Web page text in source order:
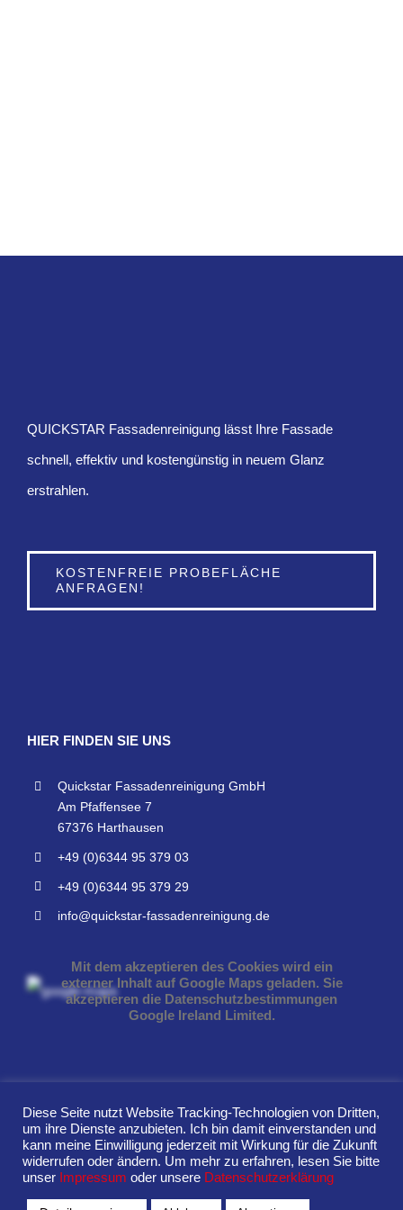
QUICKSTAR Fassadenreinigung lässt Ihre Fassade
schnell, effektiv und kostengünstig in neuem Glanz
erstrahlen.
KOSTENFREIE PROBEFLÄCHE
ANFRAGEN!
HIER FINDEN SIE UNS
Quickstar Fassadenreinigung GmbH
Am Pfaffensee 7
67376 Harthausen
+49 (0)6344 95 379 03
+49 (0)6344 95 379 29
info@quickstar-fassadenreinigung.de
Mit dem akzeptieren des Cookies wird ein
externer Inhalt auf Google Maps geladen. Sie
akzeptieren die Datenschutzbestimmungen
Google Ireland Limited.
© QUICKSTAR Fassadenreinigung GmbH 2022
|Impressum|Datenschutz |Abschlusserklärung|Cookie-
Diese Seite nutzt Website Tracking-Technologien von Dritten,
um ihre Dienste anzubieten. Ich bin damit einverstanden und
kann meine Einwilligung jederzeit mit Wirkung für die Zukunft
widerrufen oder ändern. Um mehr zu erfahren, lesen Sie bitte
unser Impressum oder unsere Datenschutzerklärung